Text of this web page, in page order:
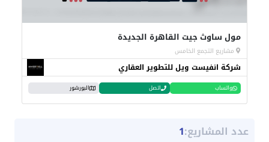
مول ساوث جيت القاهرة الجديدة
مشاريع التجمع الخامس
شركة انفيست ويل للتطوير العقاري
واتساب اتصل البورشور
عدد المشاريع:1